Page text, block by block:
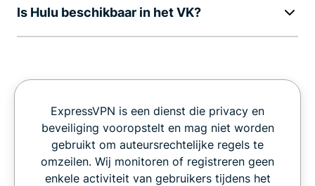
Is Hulu beschikbaar in het VK?
ExpressVPN is een dienst die privacy en
beveiliging vooropstelt en mag niet worden
gebruikt om auteursrechtelijke regels te
omzeilen. Wij monitoren of registreren geen
enkele activiteit van gebruikers tijdens het